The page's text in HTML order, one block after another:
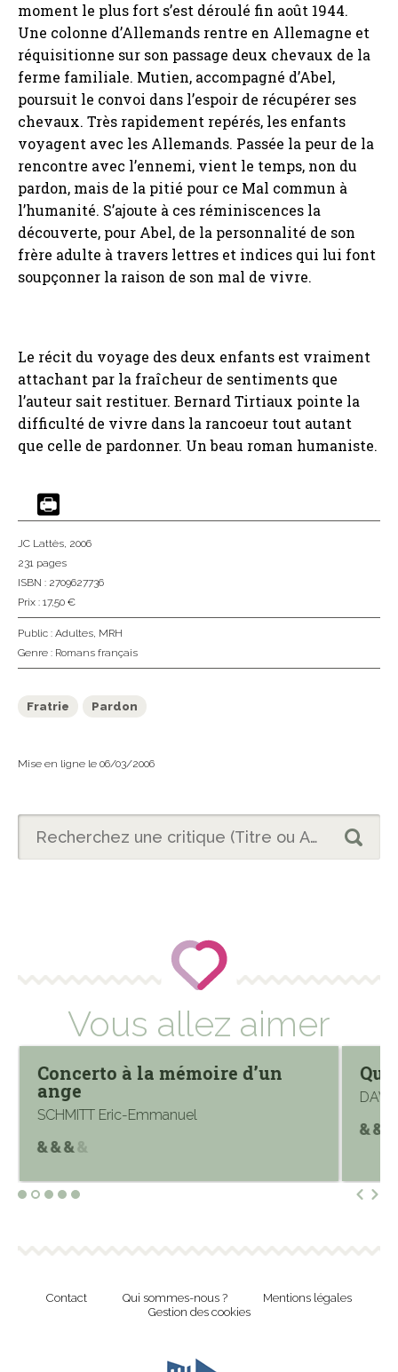
moment le plus fort s’est déroulé fin août 1944.
Une colonne d’Allemands rentre en Allemagne et
réquisitionne sur son passage deux chevaux de la
ferme familiale. Mutien, accompagné d’Abel,
poursuit le convoi dans l’espoir de récupérer ses
chevaux. Très rapidement repérés, les enfants
voyagent avec les Allemands. Passée la peur de la
rencontre avec l’ennemi, vient le temps, non du
pardon, mais de la pitié pour ce Mal commun à
l’humanité. S’ajoute à ces réminiscences la
découverte, pour Abel, de la personnalité de son
frère adulte à travers lettres et indices qui lui font
soupçonner la raison de son mal de vivre.
Le récit du voyage des deux enfants est vraiment
attachant par la fraîcheur de sentiments que
l’auteur sait restituer. Bernard Tirtiaux pointe la
difficulté de vivre dans la rancoeur tout autant
que celle de pardonner. Un beau roman humaniste.
JC Lattès, 2006
231 pages
ISBN : 2709627736
Prix : 17,50 €
Public : Adultes, MRH
Genre : Romans français
Fratrie Pardon
Mise en ligne le 06/03/2006
Vous allez aimer
Concerto à la mémoire d’un
ange
SCHMITT Eric-Emmanuel
Contact Qui sommes-nous ?
Mentions légales
Gestion des cookies